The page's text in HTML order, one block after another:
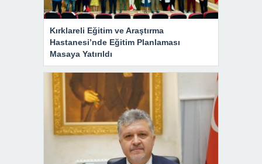
Kırklareli Eğitim ve Araştırma
Hastanesi’nde Eğitim Planlaması
Masaya Yatırıldı